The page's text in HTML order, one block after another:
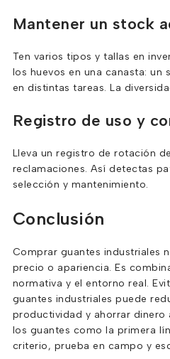
Mantener un stock
Ten varios tipos y tallas en
los huevos en una canasta: un
en distintas tareas. La
Registro de uso y
Lleva un registro de rotación
reclamaciones. Así detectas
selección y mantenimiento.
Conclusión
Comprar guantes industriales
precio o apariencia. Es
normativa y el entorno real.
guantes industriales puede
productividad y ahorrar dinero
los guantes como la primera
criterio, prueba en campo y